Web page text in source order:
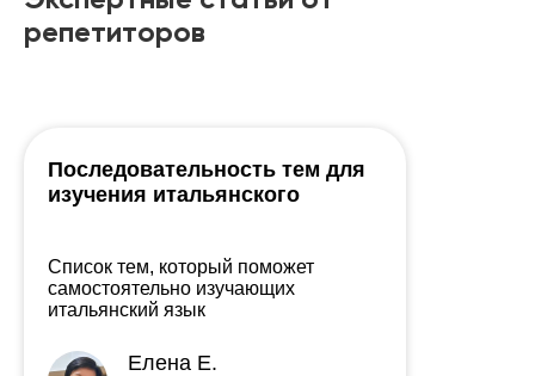
репетиторов
Последовательность тем для
изучения итальянского
Список тем, который поможет
самостоятельно изучающих
итальянский язык
Елена Е.